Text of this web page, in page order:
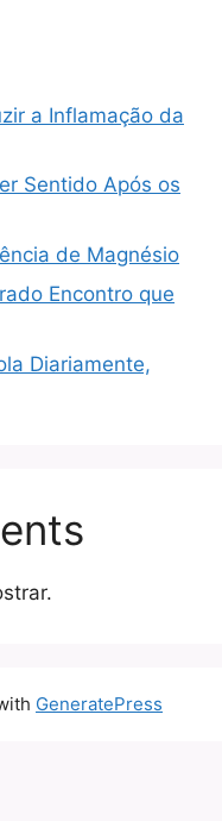
a Inflamação da
Sentido Após os
de Magnésio
Encontro que
Diariamente,
GeneratePress